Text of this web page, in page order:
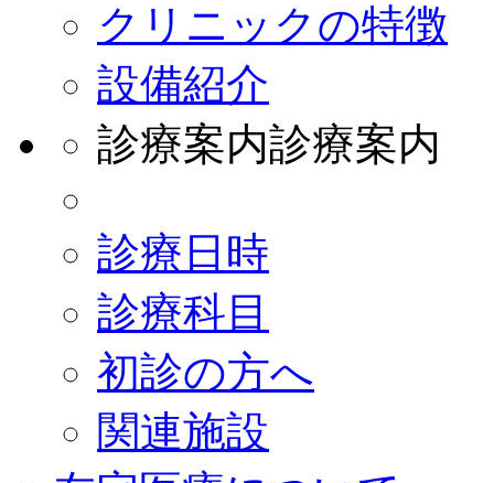
クリニックの特徴
設備紹介
診療案内診療案内
診療日時
診療科目
初診の方へ
関連施設